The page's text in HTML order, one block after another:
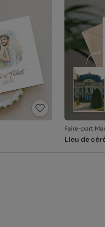
En
que vous
produit ne
Faire-part
Lieu de